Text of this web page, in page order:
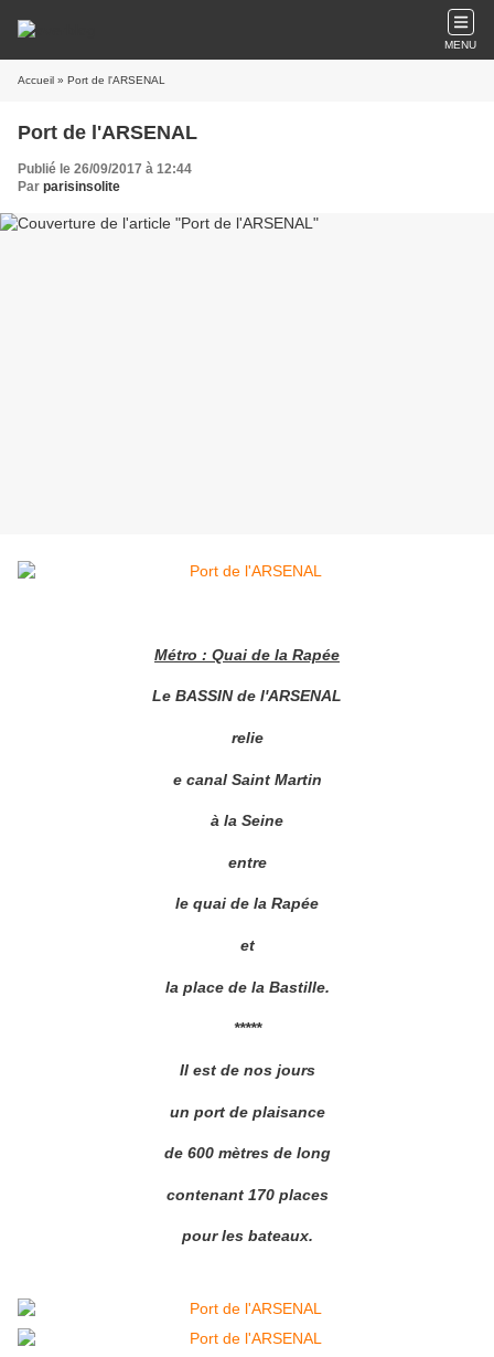
MENU
Accueil » Port de l'ARSENAL
Port de l'ARSENAL
Publié le 26/09/2017 à 12:44
Par parisinsolite
Métro : Quai de la Rapée
Le BASSIN de l'ARSENAL
relie
e canal Saint Martin
à la Seine
entre
le quai de la Rapée
et
la place de la Bastille.
*****
Il est de nos jours
un port de plaisance
de 600 mètres de long
contenant 170 places
pour les bateaux.